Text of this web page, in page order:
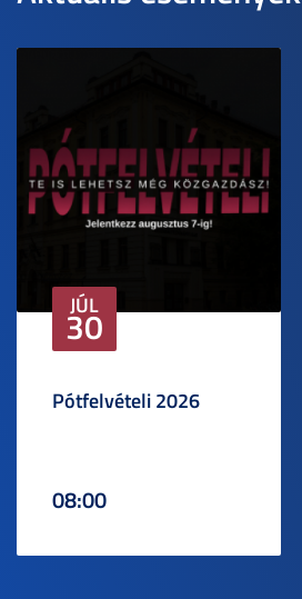
JÚL
30
Pótfelvételi 2026
08:00